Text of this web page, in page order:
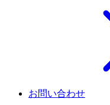
お問い合わせ